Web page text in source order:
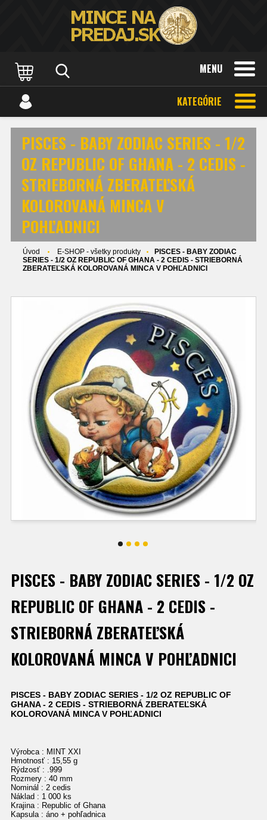
MENU
KATEGÓRIE
PISCES - BABY ZODIAC SERIES - 1/2
OZ REPUBLIC OF GHANA - 2 CEDIS -
STRIEBORNÁ ZBERATEĽSKÁ
KOLOROVANÁ MINCA V
POHĽADNICI
Úvod E-SHOP - všetky produkty
PISCES - BABY ZODIAC
SERIES - 1/2 OZ REPUBLIC OF GHANA - 2 CEDIS - STRIEBORNÁ
ZBERATEĽSKÁ KOLOROVANÁ MINCA V POHĽADNICI
PISCES - BABY ZODIAC SERIES - 1/2 OZ
REPUBLIC OF GHANA - 2 CEDIS -
STRIEBORNÁ ZBERATEĽSKÁ
KOLOROVANÁ MINCA V POHĽADNICI
PISCES - BABY ZODIAC SERIES - 1/2 OZ REPUBLIC OF
GHANA - 2 CEDIS - STRIEBORNÁ ZBERATEĽSKÁ
KOLOROVANÁ MINCA V POHĽADNICI
Výrobca : MINT XXI
Hmotnosť : 15,55 g
Rýdzosť : .999
Rozmery : 40 mm
Nominál : 2 cedis
Náklad : 1 000 ks
Krajina : Republic of Ghana
Kapsula : áno + pohľadnica